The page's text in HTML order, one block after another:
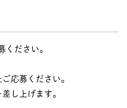
ください。
応募ください。
し上げます。